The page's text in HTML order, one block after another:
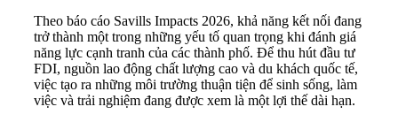
Theo báo cáo Savills Impacts 2026, khả năng kết nối đang
trở thành một trong những yếu tố quan trọng khi đánh giá
năng lực cạnh tranh của các thành phố. Để thu hút đầu tư
FDI, nguồn lao động chất lượng cao và du khách quốc tế,
việc tạo ra những môi trường thuận tiện để sinh sống, làm
việc và trải nghiệm đang được xem là một lợi thế dài hạn.